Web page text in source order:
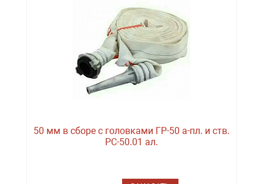
50 мм в сборе с головками ГР-50 а-пл. и ств.
РС-50.01 ал.